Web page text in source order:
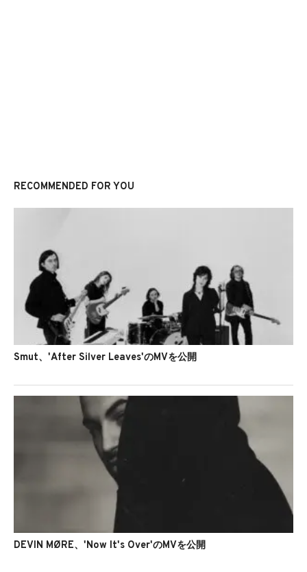
RECOMMENDED FOR YOU
Smut、'After Silver Leaves'のMVを公開
DEVIN MØRE、'Now It's Over'のMVを公開